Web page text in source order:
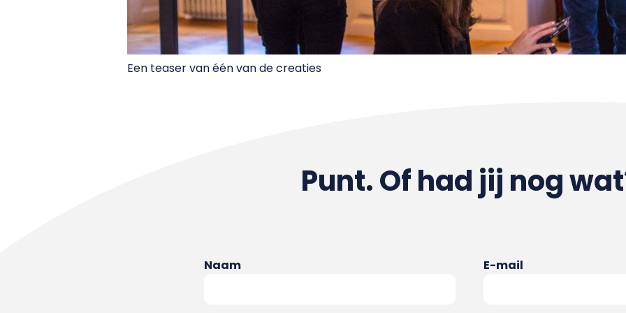
Een teaser van één van de creaties
Punt. Of had jij nog
Naam E-mail